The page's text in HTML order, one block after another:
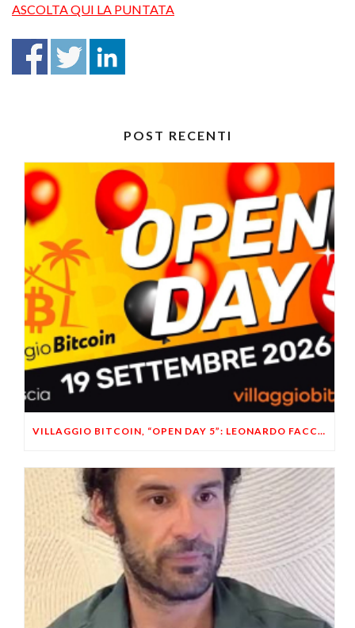
ASCOLTA QUI LA PUNTATA
POST RECENTI
VILLAGGIO BITCOIN, “OPEN DAY 5”: LEONARDO FACCO OSPITE A BRESCIA